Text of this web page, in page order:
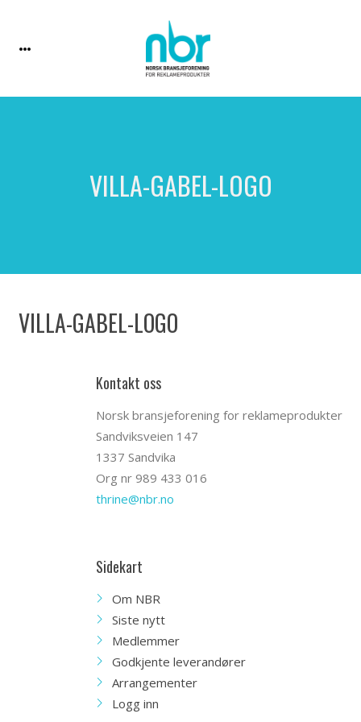
VILLA-GABEL-LOGO
VILLA-GABEL-LOGO
Kontakt oss
Norsk bransjeforening for reklameprodukter
Sandviksveien 147
1337 Sandvika
Org nr 989 433 016
thrine@nbr.no
Sidekart
Om NBR
Siste nytt
Medlemmer
Godkjente leverandører
Arrangementer
Logg inn